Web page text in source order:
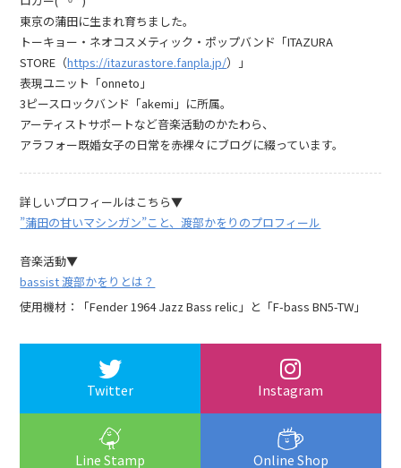
東京の蒲田に生まれ育ちました。
トーキョー・ネオコスメティック・ポップバンド「ITAZURA
STORE（https://itazurastore.fanpla.jp/）」
表現ユニット「onneto」
3ピースロックバンド「akemi」に所属。
アーティストサポートなど音楽活動のかたわら、
アラフォー既婚女子の日常を赤裸々にブログに綴っています。
詳しいプロフィールはこちら▼
”蒲田の甘いマシンガン”こと、渡部かをりのプロフィール
音楽活動▼
bassist 渡部かをりとは？
使用機材：「Fender 1964 Jazz Bass relic」と「F-bass BN5-TW」
Twitter Instagram
Line Stamp Online Shop